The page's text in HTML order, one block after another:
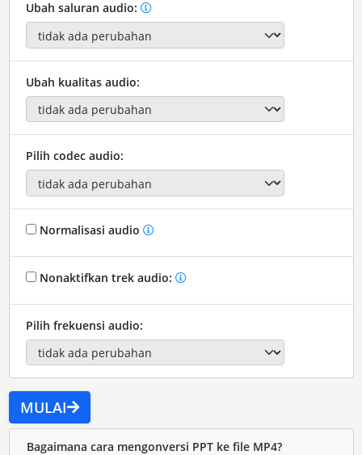
Ubah saluran audio:
Ubah kualitas audio:
Pilih codec audio:
Normalisasi audio
Nonaktifkan trek audio:
Pilih frekuensi audio:
MULAI
Bagaimana cara mengonversi PPT ke file MP4?